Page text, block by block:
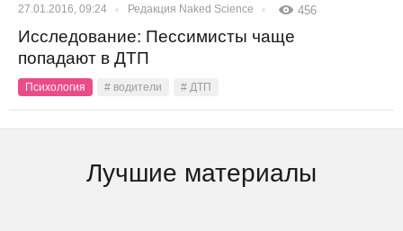
27.01.2016, 09:24 Редакция Naked Science 456
Исследование: Пессимисты чаще
попадают в ДТП
Психология # водители # ДТП
Лучшие материалы